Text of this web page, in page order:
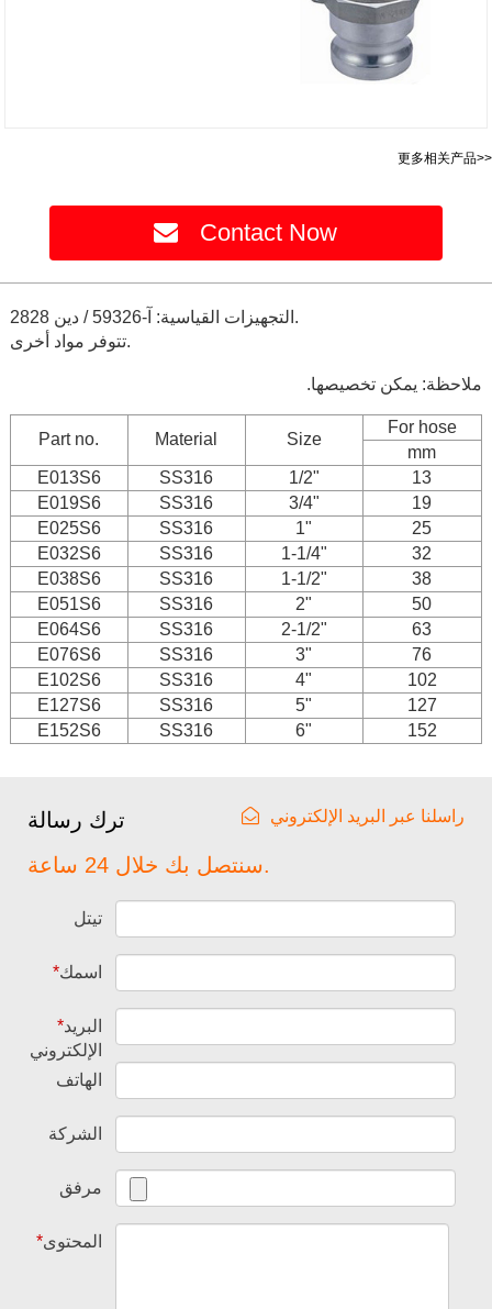
更多相关产品>>
Contact Now
التجهيزات القياسية: آ-59326 / دين 2828.
تتوفر مواد أخرى.
ملاحظة: يمكن تخصيصها.
Part no. Material Size
For hose
mm
E013S6
SS316 1/2"
13
E019S6
SS316 3/4"
19
E025S6
SS316 1"
25
E032S6
SS316 1-1/4"
32
E038S6
SS316 1-1/2"
38
E051S6
SS316 2"
50
E064S6
SS316 2-1/2"
63
E076S6
SS316 3"
76
E102S6
SS316 4"
102
E127S6
SS316 5"
127
E152S6
SS316 6" 152
ترك رسالة راسلنا عبر البريد الإلكتروني
سنتصل بك خلال 24 ساعة.
تيتل
*اسمك
*البريد
الإلكتروني
الهاتف
الشركة
مرفق
*المحتوى